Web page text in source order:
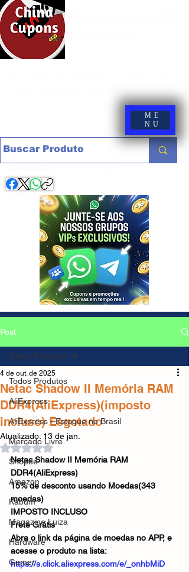
ME
NU
Post
Todos Produtos
AliExpress
AliExpress - Estoque no Brasil
Mercado Livre
Shopee
Amazon
Kabum
Magazine Luiza
Hardware
Gamer
Todos Produtos
Netac Shadow II Memória RAM
DDR4(AliExpress)(imposto
incluso) Esgotado
4 de out. de 2025
Atualizado: 13 de jan.
Avaliado com NaN de 5 estrelas.
Netac Shadow II Memória RAM
DDR4(AliExpress)
15% de desconto usando Moedas(343
moedas)
IMPOSTO INCLUSO
Frete Grátis
Abra o link da página de moedas no APP, e
acesse o produto na lista:
https://s.click.aliexpress.com/e/_onhbMiD